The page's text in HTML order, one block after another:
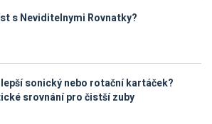
s Neviditelnymi Rovnatky?
sonický nebo rotační kartáček?
srovnání pro čistší zuby